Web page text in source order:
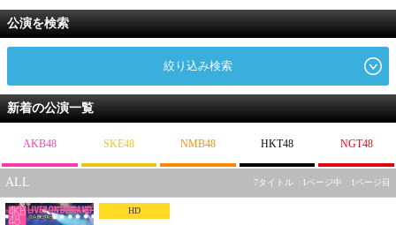
公演を検索
絞り込み検索
新着の公演一覧
AKB48 SKE48 NMB48 HKT48 NGT48
ALL 7タイトル 1ページ中 1ページ目
HD